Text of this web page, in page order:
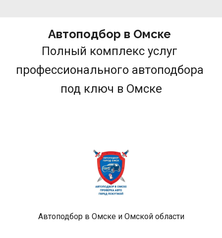
Автоподбор в Омске
Полный комплекс услуг
профессионального автоподбора
под ключ в Омске
Автоподбор в Омске и Омской области